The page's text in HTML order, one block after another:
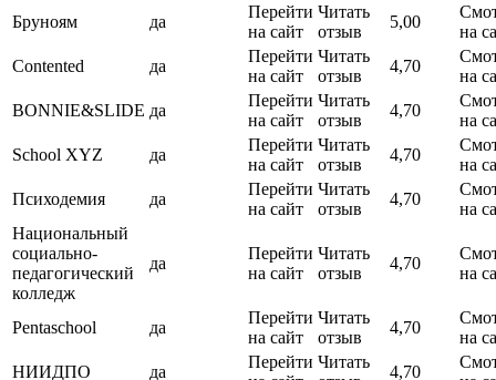
Бруноям
да
Перейти
на сайт
Читать
отзыв
5,00
на
Contented
да
Перейти
на сайт
Читать
отзыв
4,70
на
BONNIE&SLIDE да
Перейти
на сайт
Читать
отзыв
4,70
на
School XYZ
да
Перейти
на сайт
Читать
отзыв
4,70
на
Психодемия
да
Перейти
на сайт
Читать
отзыв
4,70
на
Национальный
социально-
педагогический
колледж
да
Перейти
на сайт
Читать
отзыв
4,70
на
Pentaschool да
Перейти
на сайт
Читать
отзыв
4,70
на
НИИДПО
да
Перейти Читать
4,70